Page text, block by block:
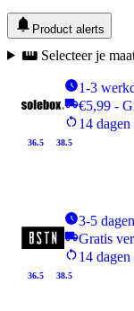
Product alerts
Selecteer je
1-3
€5,99 -
14
36.5 38.5
3-5 dagen
Gratis
14
36.5 38.5